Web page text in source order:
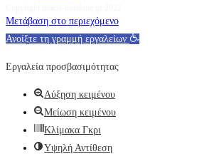
Μετάβαση στο περιεχόμενο
Ανοίξτε τη γραμμή εργαλείων
Εργαλεία προσβασιμότητας
Αύξηση κειμένου
Μείωση κειμένου
Κλίμακα Γκρι
Υψηλή Αντίθεση